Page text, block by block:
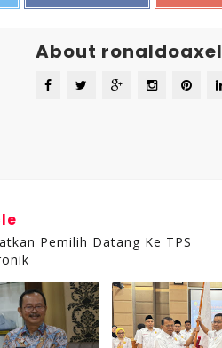
About ronaldoaxel
Pemilih Datang Ke TPS